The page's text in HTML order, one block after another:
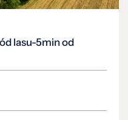
lasu-5min od